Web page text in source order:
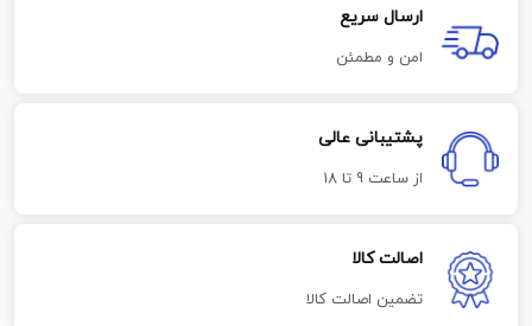
ارسال سریع
امن و مطمئن
پشتیبانی عالی
از ساعت 9 تا 18
اصالت کالا
تضمین اصالت کالا